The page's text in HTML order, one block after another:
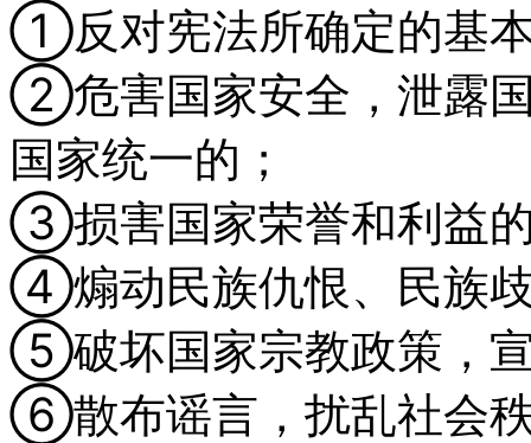
①反对宪法所确定的基
②危害国家安全，泄露
国家统一的；
③损害国家荣誉和利益
④煽动民族仇恨、民族
⑤破坏国家宗教政策，
⑥散布谣言，扰乱社会